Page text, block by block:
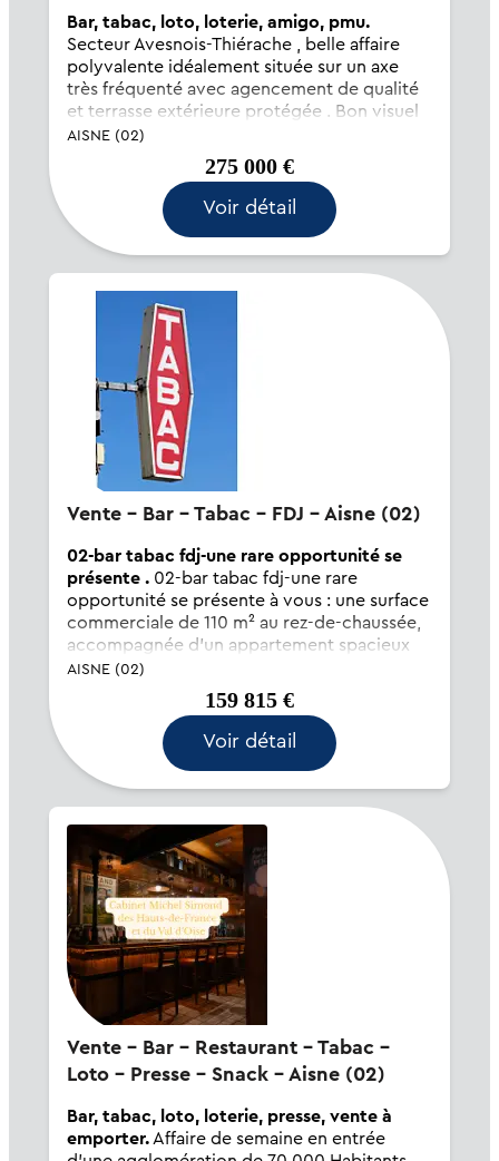
Bar, tabac, loto, loterie, amigo, pmu.
Secteur Avesnois-Thiérache , belle affaire
polyvalente idéalement située sur un axe
très fréquenté avec agencement de qualité
et terrasse extérieure protégée . Bon visuel
et accès aisé avec stationnement proche .
Aucun travaux à prévoir suite aux...
AISNE (02)
275 000 €
Voir détail
Vente - Bar - Tabac - FDJ - Aisne (02)
02-bar tabac fdj-une rare opportunité se
présente .02-bar tabac fdj-une rare
opportunité se présente à vous : une surface
commerciale de 110 m² au rez-de-chaussée,
accompagnée d'un appartement spacieux
comprenant six pièces et cinq chambres à
l'étage, ainsi qu'une cave de 45 m². cet
établissement est...
AISNE (02)
159 815 €
Voir détail
Vente - Bar - Restaurant - Tabac -
Loto - Presse - Snack - Aisne (02)
Bar, tabac, loto, loterie, presse, vente à
emporter.Affaire de semaine en entrée